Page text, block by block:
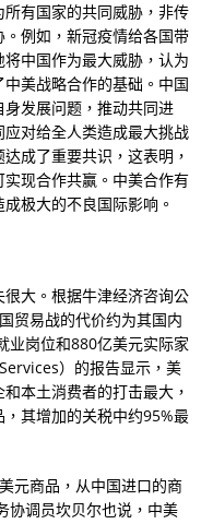
有国家的共同威胁，非传
例如，新冠疫情给各国带
中国作为最大威胁，认为
美战略合作的基础。中国
发展问题，推动共同进
对给全人类造成最大挑战
成了重要共识，这表明，
现合作共赢。中美合作有
极大的不良国际影响。
大。根据牛津经济咨询公
贸易战的代价约为其国内
业岗位和880亿美元实际家
）的报告显示，美
本土消费者的打击最大，
其增加的关税中约95%最
元商品，从中国进口的商
协调员坎贝尔也说，中美